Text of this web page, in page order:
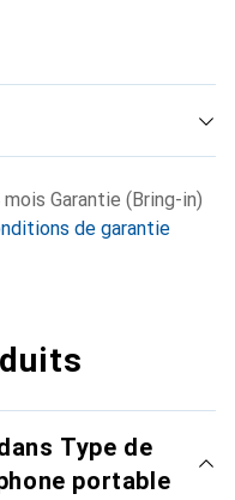
mois Garantie (Bring-in)
de garantie
Type de
portable